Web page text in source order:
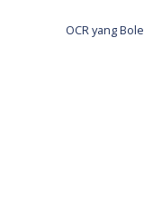
OCR yang